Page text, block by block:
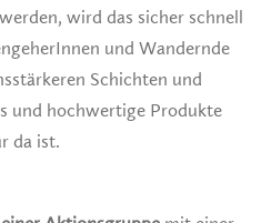
wird das sicher schnell
und Wandernde
Schichten und
und hochwertige Produkte
da ist.